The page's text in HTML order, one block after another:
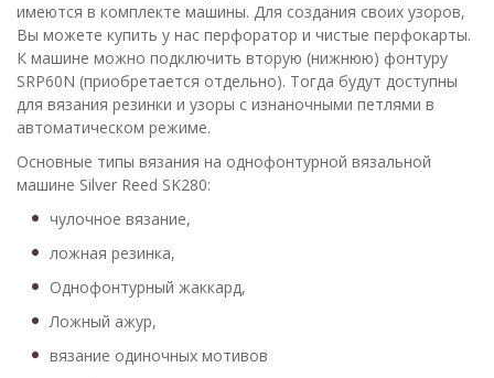
имеются в комплекте машины. Для создания своих узоров,
Вы можете купить у нас перфоратор и чистые перфокарты.
К машине можно подключить вторую (нижнюю) фонтуру
SRP60N (приобретается отдельно). Тогда будут доступны
для вязания резинки и узоры с изнаночными петлями в
автоматическом режиме.
Основные типы вязания на однофонтурной вязальной
машине Silver Reed SK280:
чулочное вязание,
ложная резинка,
Однофонтурный жаккард,
Ложный ажур,
вязание одиночных мотивов